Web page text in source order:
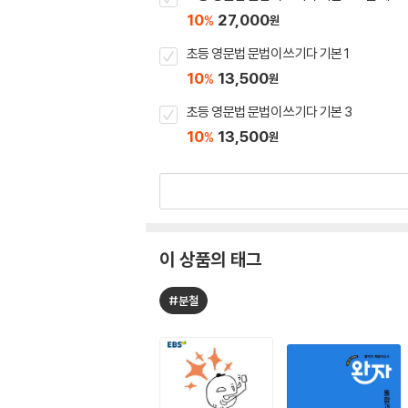
10% 27,000원
초등 영문법 문법이 쓰기다 기본 1
10% 13,500원
초등 영문법 문법이 쓰기다 기본 3
10% 13,500원
이 상품의 태그
#분철